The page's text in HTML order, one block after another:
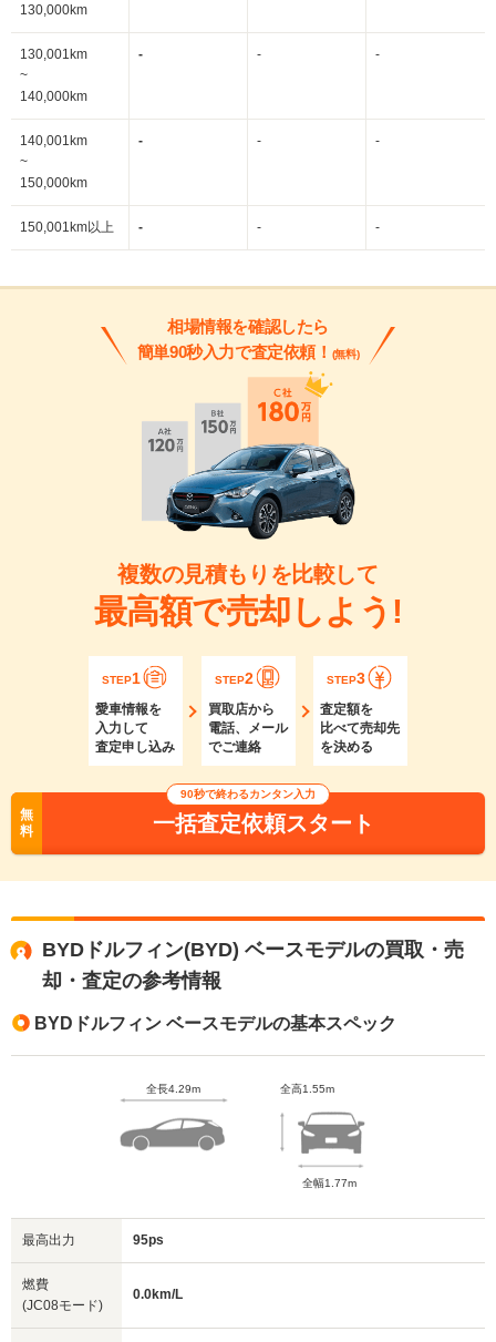
130,000km
130,001km
~
140,000km
- - -
140,001km
~
150,000km
- - -
150,001km以上 - - -
相場情報を確認したら
簡単90秒入力で査定依頼！ (無料)
複数の見積もりを比較して
最高額で売却しよう!
STEP1
愛車情報を
入力して
査定申し込み
STEP2
買取店から
電話、メール
でご連絡
STEP3
査定額を
比べて売却先
を決める
無
料
90秒で終わるカンタン入力
一括査定依頼スタート
BYDドルフィン(BYD) ベースモデルの買取・売
却・査定の参考情報
BYDドルフィン ベースモデルの基本スペック
全長4.29m 全高1.55m
全幅1.77m
最高出力 95ps
燃費
(JC08モード)
0.0km/L